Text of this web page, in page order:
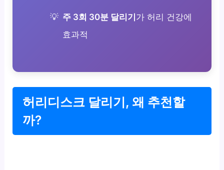
주 3회 30분 달리기가 허리 건강에
효과적
허리디스크 달리기, 왜 추천할
까?